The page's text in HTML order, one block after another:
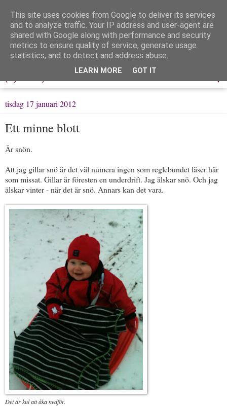
Löpning & Livet
Mitt liv, mina tankar & min träning
▼
tisdag 17 januari 2012
Ett minne blott
Är snön.
Att jag gillar snö är det väl numera ingen som reglebundet läser här
som missat. Gillar är föresten en underdrift. Jag älskar snö. Och jag
älskar vinter - när det är snö. Annars kan det vara.
Det är kul att åka nedför.
This site uses cookies from Google to deliver its services
and to analyze traffic. Your IP address and user-agent are
shared with Google along with performance and security
metrics to ensure quality of service, generate usage
statistics, and to detect and address abuse.
LEARN MORE GOT IT